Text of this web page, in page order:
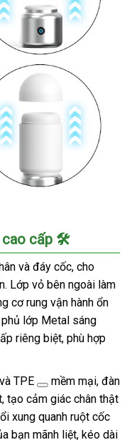
cao cấp 🛠️
và đáy cốc, cho
Lớp vỏ bên ngoài làm
cơ rung vận hành ổn
lớp Metal sáng
riêng biệt, phù hợp
và TPE
mềm mại, đàn
tạo cảm giác chân thật
xung quanh ruột cốc
bạn mãnh liệt, kéo dài